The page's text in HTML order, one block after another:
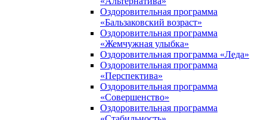
Оздоровительная программа
«Бальзаковский возраст»
Оздоровительная программа
«Жемчужная улыбка»
Оздоровительная программа «Леда»
Оздоровительная программа
«Перспектива»
Оздоровительная программа
«Совершенство»
Оздоровительная программа